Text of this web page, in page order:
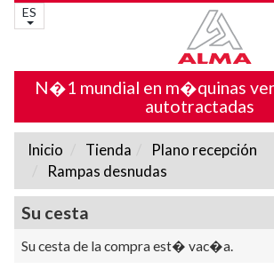
ES
N�1 mundial en m�quinas
autotractadas
Inicio Tienda
Plano recepción
Rampas desnudas
Su cesta
Su cesta de la compra est� vac�a.